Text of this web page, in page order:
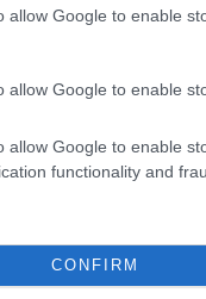
allow Google to enable
allow Google to enable
allow Google to enable
functionality and
CONFIRM
chiameranno
morti del
Bruxelles si
russo, il 28
il 28 a
leader sotto